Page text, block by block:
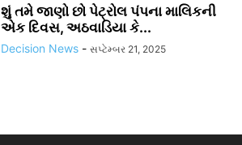
શું તમે જાણો છો પેટ્રોલ પંપના માલિકની
એક દિવસ, અઠવાડિયા કે...
Decision News - સપ્ટેમ્બર 21, 2025